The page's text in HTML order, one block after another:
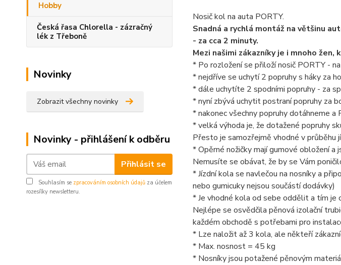
Hobby
Česká řasa Chlorella - zázračný
lék z Třeboně
Novinky
Zobrazit všechny novinky
Novinky - přihlášení k odběru
Přihlásit se
Souhlasím se zpracováním osobních údajů za účelem
rozesílky newsletteru.
Nosič kol na auta PORTY.
Snadná a rychlá montáž na většinu
- za cca 2 minuty.
Mezi našimi zákazníky je i mnoho
* Po rozložení se přiloží nosič PORTY -
* nejdříve se uchytí 2 popruhy s háky za
* dále uchytíte 2 spodními popruhy - za
* nyní zbývá uchytit postraní popruhy za
* nakonec všechny popruhy dotáhneme a
* velká výhoda je, že dotažené popruhy
Přesto je samozřejmě vhodné v
* Opěrné nožičky mají gumové obložení a
Nemusíte se obávat, že by se Vám
* Jízdní kola se navlečou na nosníky a
nebo gumicuky nejsou součástí dodávky)
* Je vhodné kola od sebe oddělit a tím je
Nejlépe se osvědčila pěnová izolační
každém obchodě s potřebami pro
* Lze naložit až 3 kola, ale někteří
* Max. nosnost = 45 kg
* Nosníky jsou potažené pěnovým